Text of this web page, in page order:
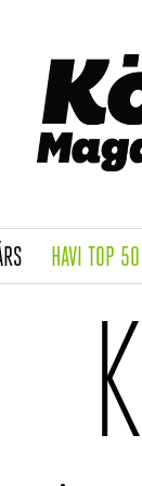
(CURRENT)
HAVI TOP 50